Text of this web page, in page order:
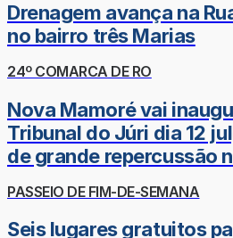
Drenagem avança na
no bairro três Marias
24º COMARCA DE RO
Nova Mamoré vai
Tribunal do Júri dia 12
de grande repercussão
PASSEIO DE FIM-DE-SEMANA
Seis lugares gratuitos